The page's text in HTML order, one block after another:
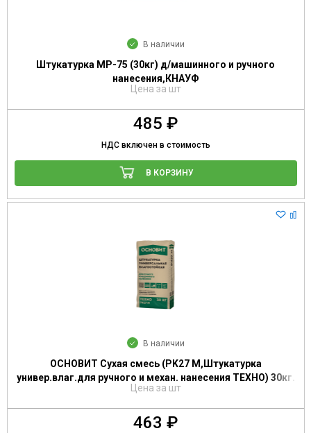
В наличии
Штукатурка МР-75 (30кг) д/машинного и ручного
нанесения,КНАУФ
Цена за шт
485 ₽
НДС включен в стоимость
В КОРЗИНУ
В наличии
ОСНОВИТ Сухая смесь (PK27 M,Штукатурка
универ.влаг.для ручного и механ. нанесения ТЕХНО) 30кг.
Цена за шт
463 ₽